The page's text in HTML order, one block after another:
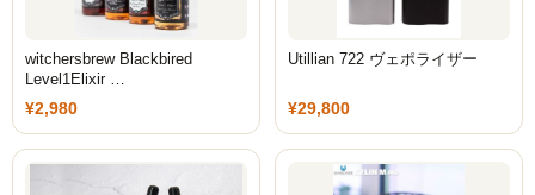
witchersbrew Blackbired
Level1Elixir …
¥2,980
Utillian 722 ヴェポライザー
¥29,800